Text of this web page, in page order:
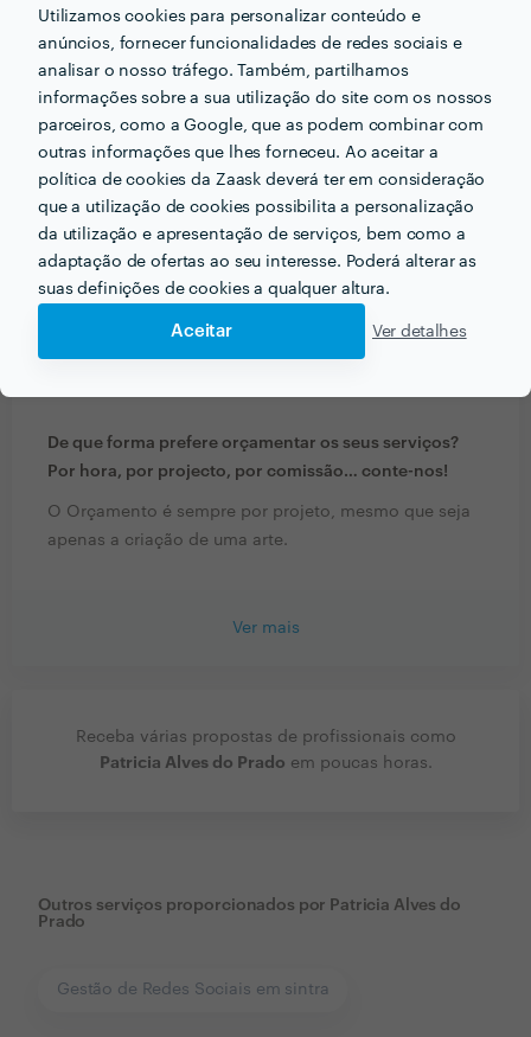
Utilizamos cookies para personalizar conteúdo e
anúncios, fornecer funcionalidades de redes sociais e
analisar o nosso tráfego. Também, partilhamos
informações sobre a sua utilização do site com os nossos
parceiros, como a Google, que as podem combinar com
outras informações que lhes forneceu. Ao aceitar a
política de cookies da Zaask deverá ter em consideração
que a utilização de cookies possibilita a personalização
da utilização e apresentação de serviços, bem como a
adaptação de ofertas ao seu interesse. Poderá alterar as
suas definições de cookies a qualquer altura.
Aceitar Ver detalhes
Mais de 5 anos de experiência com criação de artes
para internet e para impressão; Marketing Digital,
nomeadamente as redes Facebook e Instagram; Web
Sites e Loja Virtual com plataformas Wordpress e
Magento; Edição de Vídeos;
Com que tipo de clientes já trabalhou anteriormente?
Tenho experiência com os mais variados ninchos de
mercado, como loja de roupas, cabeleireiros, loja de
ferragens, loja de motores elétricos, prestadores de
serviços como esteticistas e eletricistas, advogados,
De que forma prefere orçamentar os seus serviços?
Por hora, por projecto, por comissão… conte-nos!
O Orçamento é sempre por projeto, mesmo que seja
apenas a criação de uma arte.
Ver mais
Receba várias propostas de profissionais como
Patricia Alves do Prado em poucas horas.
Outros serviços proporcionados por Patricia Alves do
Prado
Gestão de Redes Sociais em sintra